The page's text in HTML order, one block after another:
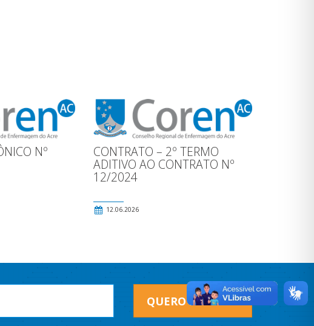
Nº CONTRATO – 2º TERMO
ADITIVO AO CONTRATO Nº
12/2024
12.06.2026
QUERO RECEBER